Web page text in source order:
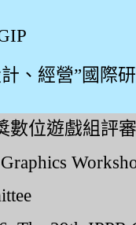
、經營” 國際
數位遊戲組評